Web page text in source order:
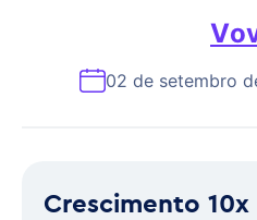
02 de setembro
Crescimento